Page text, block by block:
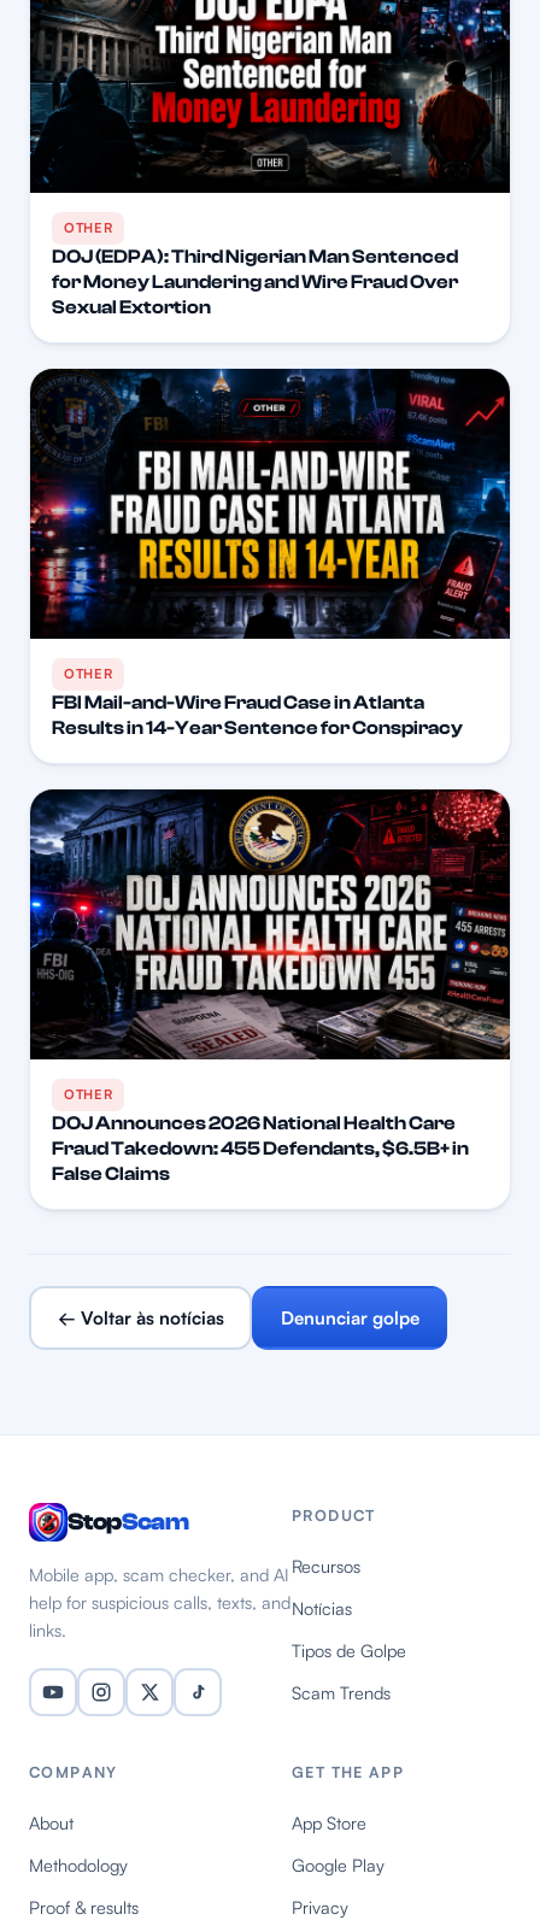
OTHER
DOJ (EDPA): Third Nigerian Man Sentenced
for Money Laundering and Wire Fraud Over
Sexual Extortion
OTHER
FBI Mail-and-Wire Fraud Case in Atlanta
Results in 14-Year Sentence for Conspiracy
OTHER
DOJ Announces 2026 National Health Care
Fraud Takedown: 455 Defendants, $6.5B+ in
False Claims
← Voltar às notícias Denunciar golpe
StopScam
Mobile app, scam checker, and AI
help for suspicious calls, texts, and
links.
PRODUCT
Recursos
Notícias
Tipos de Golpe
Scam Trends
COMPANY
About
Methodology
Proof & results
GET THE APP
App Store
Google Play
Privacy